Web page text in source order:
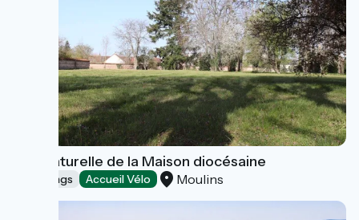
Aire naturelle de la Maison diocésaine
Campings Accueil Vélo Moulins